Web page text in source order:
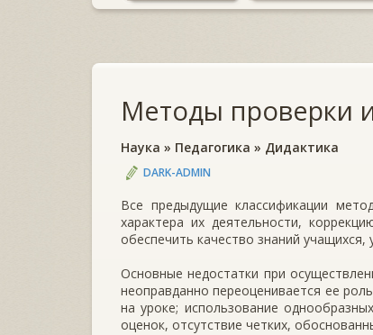
Методы проверки
Наука » Педагогика » Дидактика
DARK-ADMIN
Все предыдущие классификации
характера их деятельности,
обеспечить качество знаний учащихся,
Основные недостатки при
неоправданно переоценивается ее
на уроке; использование
оценок, отсутствие четких,